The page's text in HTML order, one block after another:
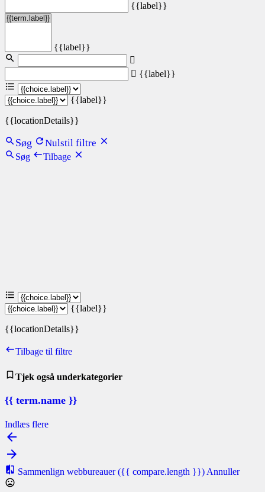
{{label}}
{{label}}
{{label}}
{{label}}
{{locationDetails}}
Søg Nulstil filtre
Søg Tilbage
{{label}}
{{locationDetails}}
Tilbage til filtre
Tjek også underkategorier
{{ term.name }}
Indlæs flere
Sammenlign webbureauer({{ compare.length }}) Annuller